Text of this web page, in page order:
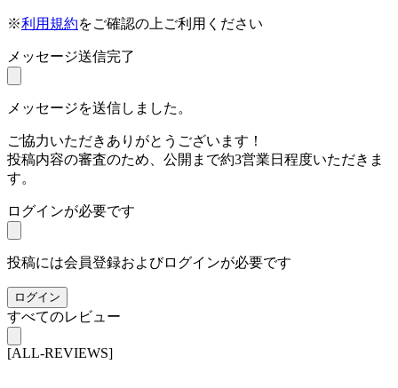
※利用規約をご確認の上ご利用ください
メッセージ送信完了
メッセージを送信しました。
ご協力いただきありがとうございます！
投稿内容の審査のため、公開まで約3営業日程度いただきま
す。
ログインが必要です
投稿には会員登録およびログインが必要です
ログイン
すべてのレビュー
[ALL-REVIEWS]